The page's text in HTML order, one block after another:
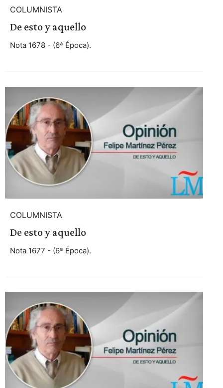
COLUMNISTA
De esto y aquello
Nota 1678 - (6ª Época).
COLUMNISTA
De esto y aquello
Nota 1677 - (6ª Época).